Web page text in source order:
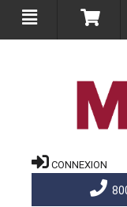
CONNEXION